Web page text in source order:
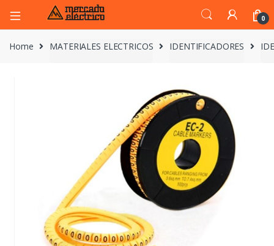
0
Home MATERIALES ELECTRICOS IDENTIFICADORES